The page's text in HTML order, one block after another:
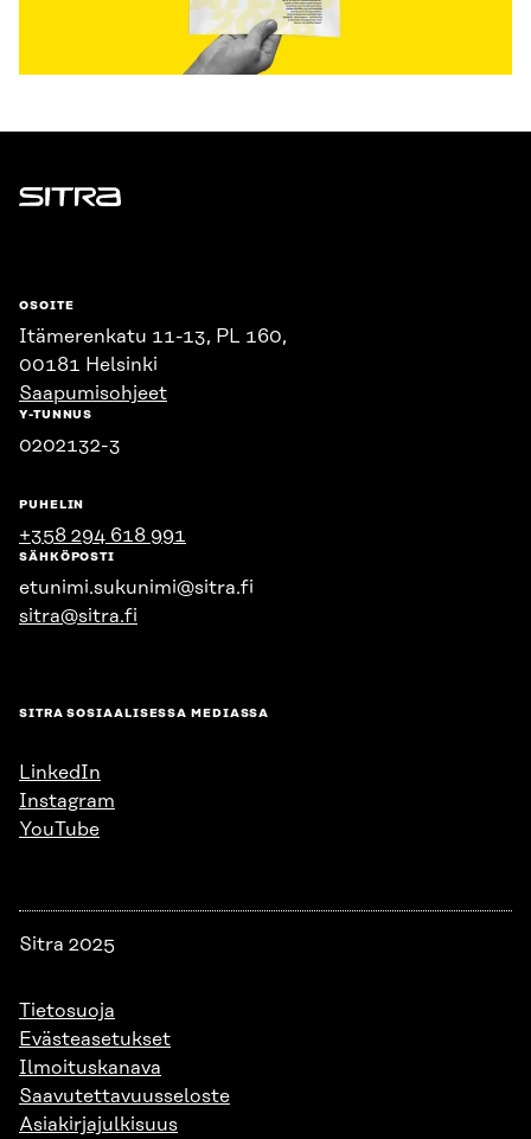
Sitra
OSOITE
Itämerenkatu 11-13, PL 160,
00181 Helsinki
Saapumisohjeet
Y-TUNNUS
0202132-3
PUHELIN
+358 294 618 991
SÄHKÖPOSTI
etunimi.sukunimi@sitra.fi
sitra@sitra.fi
SITRA SOSIAALISESSA MEDIASSA
LinkedIn
Instagram
YouTube
Sitra 2025
Tietosuoja
Evästeasetukset
Ilmoituskanava
Saavutettavuusseloste
Asiakirjajulkisuus